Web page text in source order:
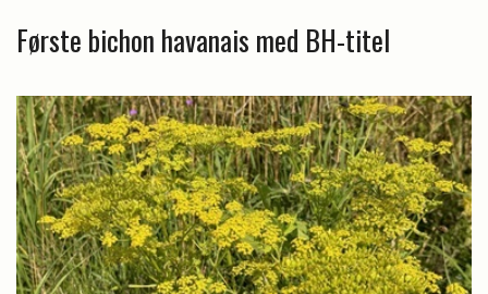
Første bichon havanais med BH-titel